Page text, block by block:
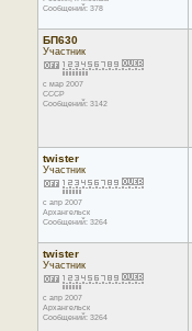
Сообщений: 378
БП630
Участник
с мар 2007
CCCP
Сообщений: 3142
twister
Участник
с апр 2007
Архангельск
Сообщений: 3264
twister
Участник
с апр 2007
Архангельск
Сообщений: 3264